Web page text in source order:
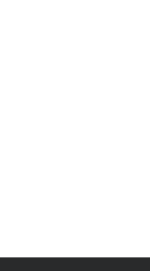
dal colore ambrato e di
grande complissità
eleganza complessiva.
DI SERVIZIO E IVA